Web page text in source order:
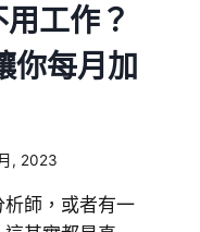
工作？
你每月加
, 2023
師，或者有一